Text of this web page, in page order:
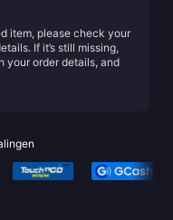
item, please check your
If it’s still missing,
your order details, and